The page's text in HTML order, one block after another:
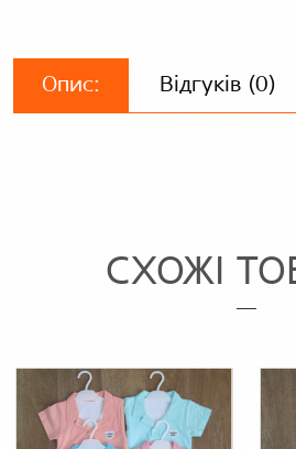
Опис: Відгуків (0)
СХОЖІ